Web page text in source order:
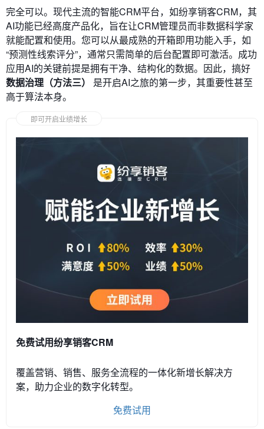
完全可以。现代主流的智能CRM平台，如纷享销客CRM，其
AI功能已经高度产品化，旨在让CRM管理员而非数据科学家
就能配置和使用。您可以从最成熟的开箱即用功能入手，如
“预测性线索评分”，通常只需简单的后台配置即可激活。成功
应用AI的关键前提是拥有干净、结构化的数据。因此，搞好
数据治理（方法三）
是开启AI之旅的第一步，其重要性甚至
高于算法本身。
即可开启业绩增长
免费试用纷享销客CRM
覆盖营销、销售、服务全流程的一体化新增长解决方
案，助力企业的数字化转型。
免费试用